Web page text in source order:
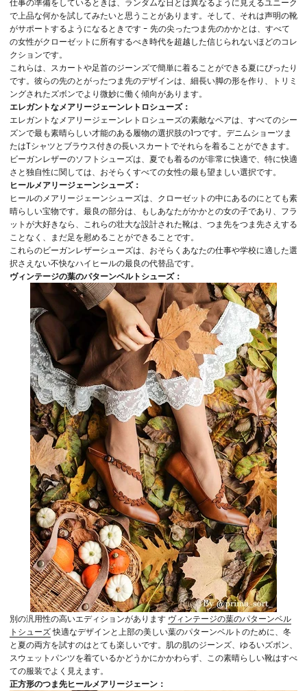
仕事の準備をしているときは、ランダムな日とは異なるように見えるユニーク
で上品な何かを試してみたいと思うことがあります。そして、それは声明の靴
がサポートするようになるときです - 先の尖ったつま先のかかとは、すべて
の女性がクローゼットに所有するべき時代を超越した信じられないほどのコレ
クションです。
これらは、スカートや足首のジーンズで簡単に着ることができる夏にぴったり
です。彼らの先のとがったつま先のデザインは、細長い脚の形を作り、トリミ
ングされたズボンでより微妙に働く傾向があります。
エレガントなメアリージェーンレトロシューズ：
エレガントなメアリージェーンレトロシューズの素敵なペアは、すべてのシー
ズンで最も素晴らしい才能のある履物の選択肢の1つです。デニムショーツま
たはTシャツとブラウス付きの長いスカートでそれらを着ることができます。
ビーガンレザーのソフトシューズは、夏でも着るのが非常に快適で、特に快適
さと独自性に関しては、おそらくすべての女性の最も望ましい選択です。
ヒールメアリージェーンシューズ：
ヒールのメアリージェーンシューズは、クローゼットの中にあるのにとても素
晴らしい宝物です。最良の部分は、もしあなたがかかとの女の子であり、フラ
ットが大好きなら、これらの壮大な設計された靴は、つま先をつま先さえする
ことなく、まだ足を慰めることができることです。
これらのビーガンレザーシューズは、おそらくあなたの仕事や学校に適した選
択さえない不快なハイヒールの最良の代替品です。
ヴィンテージの葉のパターンベルトシューズ：
別の汎用性の高いエディションがあります ヴィンテージの葉のパターンベル
トシューズ快適なデザインと上部の美しい葉のパターンベルトのために、冬
と夏の両方を試すのはとても楽しいです。肌の肌のジーンズ、ゆるいズボン、
スウェットパンツを着ているかどうかにかかわらず、この素晴らしい靴はすべ
ての服装でよく見えます。
正方形のつま先ヒールメアリージェーン：